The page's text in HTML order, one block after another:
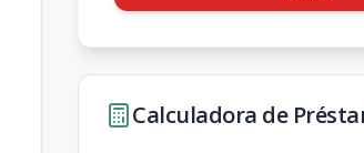
Calculadora de